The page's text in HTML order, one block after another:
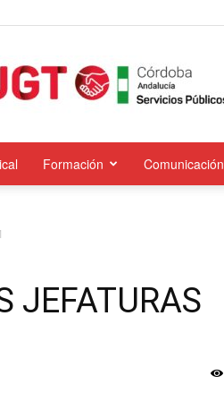
Servicios
Formación Comunicación
JEFATURAS